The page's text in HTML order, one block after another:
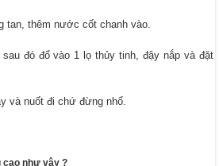
tan, thêm nước cốt chanh vào.
đó đổ vào 1 lọ thủy tinh, đậy nắp và đặt
và nuốt đi chứ đừng nhổ.
cao như vậy ?